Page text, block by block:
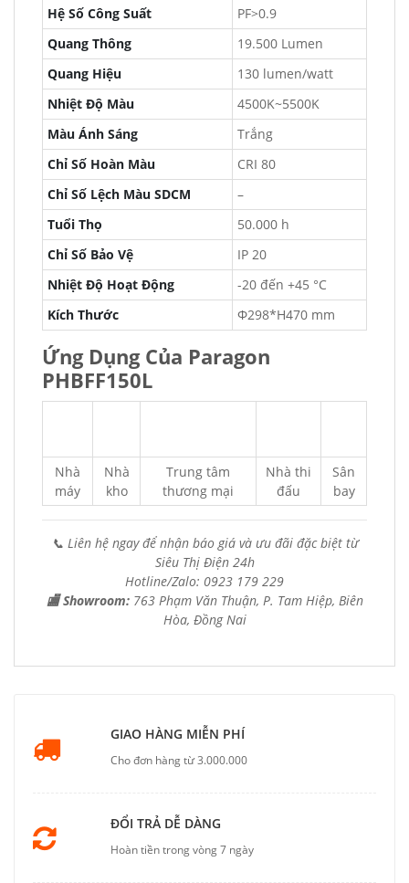
Hệ Số Công Suất
PF>0.9
Quang Thông
19.500 Lumen
Quang Hiệu
130 lumen/watt
Nhiệt Độ Màu
4500K~5500K
Màu Ánh Sáng
Trắng
Chỉ Số Hoàn Màu
CRI 80
Chỉ Số Lệch Màu SDCM
–
Tuổi Thọ
50.000 h
Chỉ Số Bảo Vệ
IP 20
Nhiệt Độ Hoạt Động
-20 đến +45 °C
Kích Thước
Φ298*H470 mm
Ứng Dụng Của Paragon
PHBFF150L
Nhà
máy
Nhà
kho
Trung tâm
thương mại
Nhà thi
đấu
Sân
bay
📞 Liên hệ ngay để nhận báo giá và ưu đãi đặc biệt từ
Siêu Thị Điện 24h
Hotline/Zalo: 0923 179 229
🏬 Showroom: 763 Phạm Văn Thuận, P. Tam Hiệp, Biên
Hòa, Đồng Nai
GIAO HÀNG MIỄN PHÍ
Cho đơn hàng từ 3.000.000
ĐỔI TRẢ DỄ DÀNG
Hoàn tiền trong vòng 7 ngày